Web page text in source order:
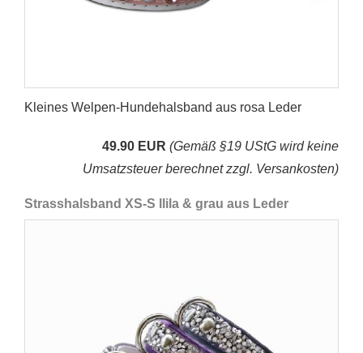
Kleines Welpen-Hundehalsband aus rosa Leder
49.90 EUR (Gemäß §19 UStG wird keine
Umsatzsteuer berechnet zzgl. Versankosten)
Strasshalsband XS-S llila & grau aus Leder